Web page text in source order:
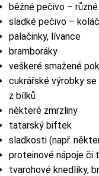
běžné pečivo –
sladké pečivo –
palačinky, lívance
bramboráky
veškeré smažené
cukrářské výrobky
z bílků
některé zmrzliny
tatarský biftek
sladkosti (např.
proteinové nápoje či
tvarohové knedlíky,